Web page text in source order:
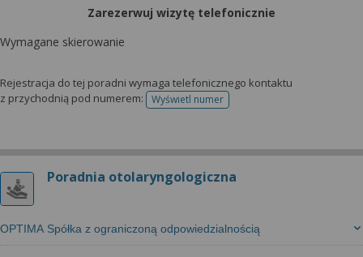
Zarezerwuj wizytę telefonicznie
Wymagane skierowanie
Rejestracja do tej poradni wymaga telefonicznego kontaktu
z przychodnią pod numerem:
Wyświetl numertelefonu do rejestracji
Poradnia otolaryngologiczna
OPTIMA Spółka z ograniczoną odpowiedzialnością